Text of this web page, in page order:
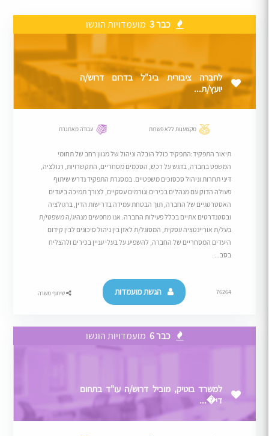
כבר 3 מועמדויות הוגשו
לחברה ציבורית בינ"ל בדרום דרוש/ה
יועץ/ת...
מקצוענות ללא פשרות עבודה מאתגרת
תיאור התפקיד:התפקיד כולל הובלה וניהול של מגוון רחב של תחומי
המשפט בחברה, בדגש על רכש, הסכמים מסחריים, התקשרויות, רגולציה,
דיני תחרות וניהול סכסוכים משפטיים. במסגרת התפקיד נדרש שיתוף
פעולה הדוק עם מנהלים בכירים וגורמים עסקיים, לצורך תמיכה ביעדים
האסטרטגיים של החברה, תוך הבטחת עמידה בדרישות הדין, ברגולציה
ובסטנדרטים אתיים בכלל פעילות החברה. אנו מחפשים מנהיג/ה משפטי/ת
בעל/ת אוריינטציה עסקית, המסוגל/ת לאזן בין ניהול סיכונים לבין קידום
היעדים המסחריים של החברה, להשפיע על בעלי עניין בכירים ולהצליח
בסב...
76264 הגשת מועמדות שיתוף משרה
כבר 6 מועמדויות הוגשו
למשרד בוטיק, מוביל דרוש/ה עו"ד בתחום
די�...